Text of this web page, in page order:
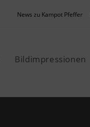
News zu Kampot Pfeffer
Bildimpressionen